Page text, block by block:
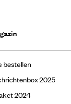
bestellen
2025
2024